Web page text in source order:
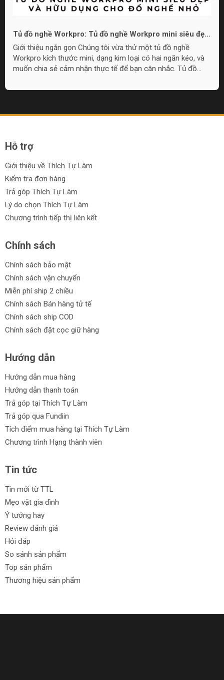
Tủ đồ nghề Workpro: Tủ đồ nghề Workpro mini siêu đẹp
và hữu dụng cho đồ nghề nhỏ
Giới thiệu ngắn gọn Chúng tôi vừa thử một tủ đồ nghề
Workpro kích thước mini, dạng kim loại có hai ngăn kéo, và
muốn chia sẻ cảm nhận thực tế để bạn cân nhắc. Tủ đồ
nghề nhỏ gọn, làm quà tặng, hoặc đặt trong góc làm việc khi
Hỗ trợ
Giới thiệu về Thích Tự Làm
Kiểm tra đơn hàng
Trả góp Thích Tự Làm
Lý do chọn Thích Tự Làm
Chương trình tiếp thị liên kết
Chính sách
Chính sách bảo mật
Chính sách vận chuyển
Miễn phí ship 2 chiều
Chính sách Bán hàng tử tế
Chính sách ship COD
Chính sách đặt cọc giữ hàng
Hướng dẫn
Hướng dẫn mua hàng
Hướng dẫn thanh toán
Trả góp tại Thích Tự Làm
Trả góp qua Fundiin
Tích điểm mua hàng tại Thích Tự Làm
Chương trình Hạng thành viên
Tin tức
Tin mới từ TTL
Mẹo vặt gia đình
Ý tưởng hay
Review đánh giá
Hỏi đáp
So sánh sản phẩm
Top sản phẩm
Thương hiệu sản phẩm